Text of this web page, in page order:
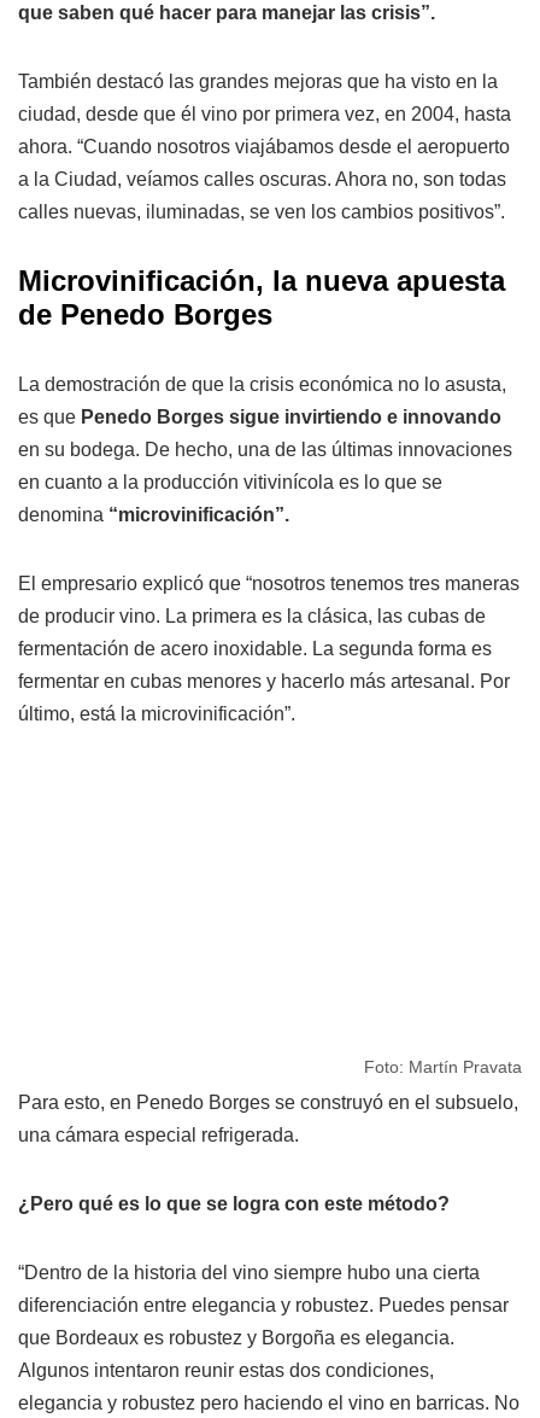
que saben qué hacer para manejar las crisis”.
También destacó las grandes mejoras que ha visto en la
ciudad, desde que él vino por primera vez, en 2004, hasta
ahora. “Cuando nosotros viajábamos desde el aeropuerto
a la Ciudad, veíamos calles oscuras. Ahora no, son todas
calles nuevas, iluminadas, se ven los cambios positivos”.
Microvinificación, la nueva apuesta
de Penedo Borges
La demostración de que la crisis económica no lo asusta,
es que Penedo Borges sigue invirtiendo e innovando
en su bodega. De hecho, una de las últimas innovaciones
en cuanto a la producción vitivinícola es lo que se
denomina “microvinificación”.
El empresario explicó que “nosotros tenemos tres maneras
de producir vino. La primera es la clásica, las cubas de
fermentación de acero inoxidable. La segunda forma es
fermentar en cubas menores y hacerlo más artesanal. Por
último, está la microvinificación”.
Foto: Martín Pravata
Para esto, en Penedo Borges se construyó en el subsuelo,
una cámara especial refrigerada.
¿Pero qué es lo que se logra con este método?
“Dentro de la historia del vino siempre hubo una cierta
diferenciación entre elegancia y robustez. Puedes pensar
que Bordeaux es robustez y Borgoña es elegancia.
Algunos intentaron reunir estas dos condiciones,
elegancia y robustez pero haciendo el vino en barricas. No